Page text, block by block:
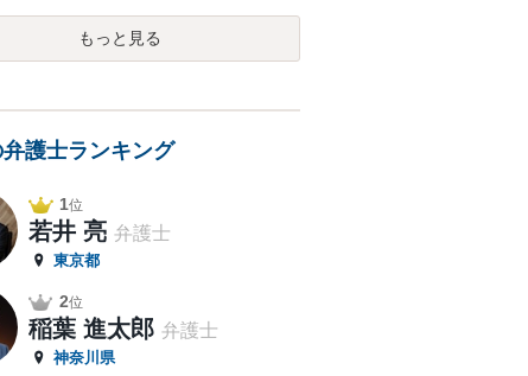
もっと見る
護士ランキング
1位
若井 亮 弁護士
東京都
2位
稲葉 進太郎 弁護士
神奈川県